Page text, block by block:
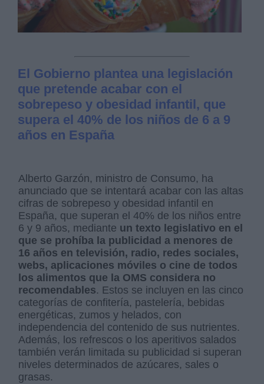
El Gobierno plantea una legislación
que pretende acabar con el
sobrepeso y obesidad infantil, que
supera el 40% de los niños de 6 a 9
años en España
Alberto Garzón, ministro de Consumo, ha
anunciado que se intentará acabar con las altas
cifras de sobrepeso y obesidad infantil en
España, que superan el 40% de los niños entre
6 y 9 años, mediante un texto legislativo en el
que se prohíba la publicidad a menores de
16 años en televisión, radio, redes sociales,
webs, aplicaciones móviles o cine de todos
los alimentos que la OMS considera no
recomendables. Estos se incluyen en las cinco
categorías de confitería, pastelería, bebidas
energéticas, zumos y helados, con
independencia del contenido de sus nutrientes.
Además, los refrescos o los aperitivos salados
también verán limitada su publicidad si superan
niveles determinados de azúcares, sales o
grasas.